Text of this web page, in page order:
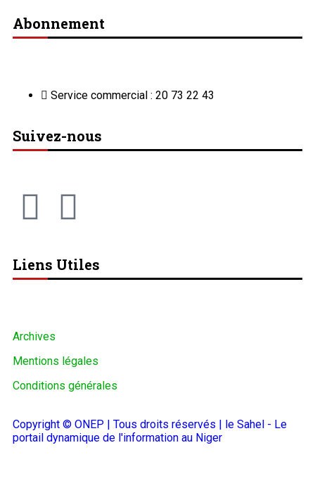
Abonnement
Service commercial : 20 73 22 43
Suivez-nous
Liens Utiles
Archives
Mentions légales
Conditions générales
Copyright © ONEP | Tous droits réservés | le Sahel - Le
portail dynamique de l'information au Niger